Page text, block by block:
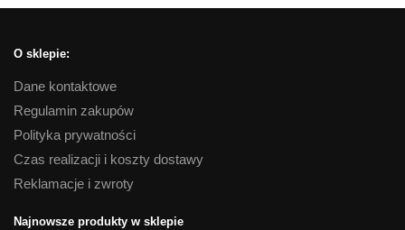
O sklepie:
Dane kontaktowe
Regulamin zakupów
Polityka prywatności
Czas realizacji i koszty dostawy
Reklamacje i zwroty
Najnowsze produkty w sklepie